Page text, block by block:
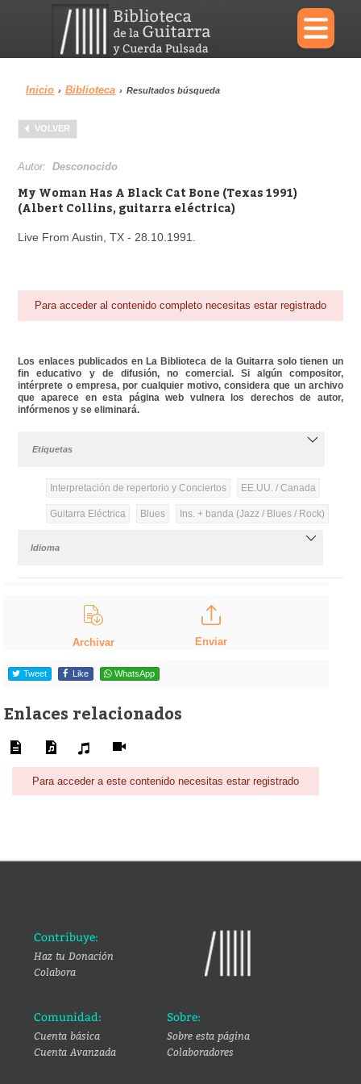
×
Menu
Biblioteca
Área personal
Inicio › Biblioteca › Resultados búsqueda
VOLVER
Autor:Desconocido
My Woman Has A Black Cat Bone (Texas 1991)
(Albert Collins, guitarra eléctrica)
Live From Austin, TX - 28.10.1991.
Para acceder al contenido completo necesitas estar registrado
Los enlaces publicados en La Biblioteca de la Guitarra solo tienen un
fin educativo y de difusión, no comercial. Si algún compositor,
intérprete o empresa, por cualquier motivo, considera que un archivo
que aparece en esta página web vulnera los derechos de autor,
infórmenos y se eliminará.
Etiquetas
Interpretación de repertorio y Conciertos EE.UU. / Canada
Guitarra Eléctrica Blues Ins. + banda (Jazz / Blues / Rock)
Idioma
Archivar Enviar
Tweet Like WhatsApp
Enlaces relacionados
Para acceder a este contenido necesitas estar registrado
Contribuye:
Haz tu Donación
Colabora
Comunidad:
Cuenta básica
Cuenta Avanzada
Sobre:
Sobre esta página
Colaboradores